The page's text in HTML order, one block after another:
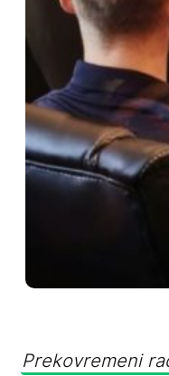
Prekovremeni